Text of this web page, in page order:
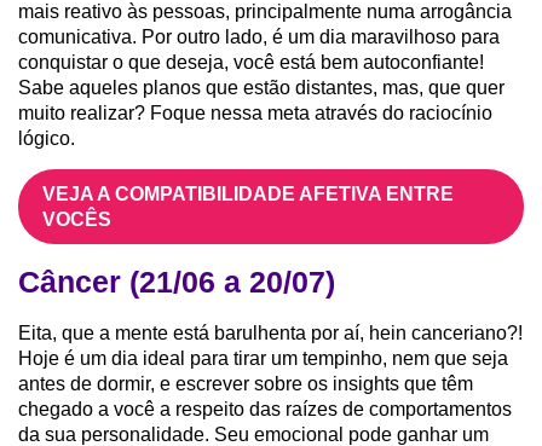
mais reativo às pessoas, principalmente numa arrogância
comunicativa. Por outro lado, é um dia maravilhoso para
conquistar o que deseja, você está bem autoconfiante!
Sabe aqueles planos que estão distantes, mas, que quer
muito realizar? Foque nessa meta através do raciocínio
lógico.
VEJA A COMPATIBILIDADE AFETIVA ENTRE
VOCÊS
Câncer (21/06 a 20/07)
Eita, que a mente está barulhenta por aí, hein canceriano?!
Hoje é um dia ideal para tirar um tempinho, nem que seja
antes de dormir, e escrever sobre os insights que têm
chegado a você a respeito das raízes de comportamentos
da sua personalidade. Seu emocional pode ganhar um